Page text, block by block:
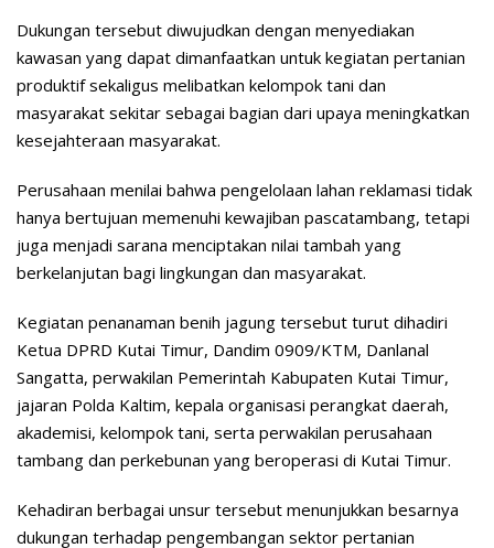
Dukungan tersebut diwujudkan dengan menyediakan
kawasan yang dapat dimanfaatkan untuk kegiatan pertanian
produktif sekaligus melibatkan kelompok tani dan
masyarakat sekitar sebagai bagian dari upaya meningkatkan
kesejahteraan masyarakat.
Perusahaan menilai bahwa pengelolaan lahan reklamasi tidak
hanya bertujuan memenuhi kewajiban pascatambang, tetapi
juga menjadi sarana menciptakan nilai tambah yang
berkelanjutan bagi lingkungan dan masyarakat.
Kegiatan penanaman benih jagung tersebut turut dihadiri
Ketua DPRD Kutai Timur, Dandim 0909/KTM, Danlanal
Sangatta, perwakilan Pemerintah Kabupaten Kutai Timur,
jajaran Polda Kaltim, kepala organisasi perangkat daerah,
akademisi, kelompok tani, serta perwakilan perusahaan
tambang dan perkebunan yang beroperasi di Kutai Timur.
Kehadiran berbagai unsur tersebut menunjukkan besarnya
dukungan terhadap pengembangan sektor pertanian